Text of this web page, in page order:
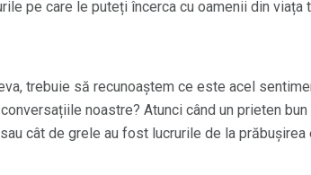
pe care le puteți încerca cu oamenii din viața
trebuie să recunoaștem ce este acel
noastre? Atunci când un prieten
cât de grele au fost lucrurile de la prăbușirea